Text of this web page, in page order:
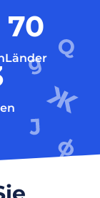
70
Länder